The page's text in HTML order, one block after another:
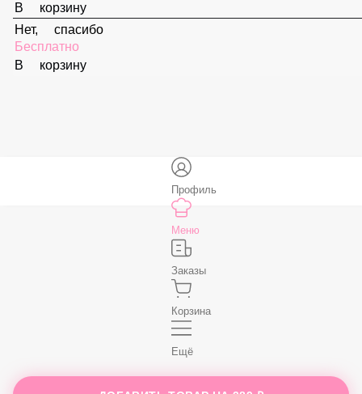
Соус «Ореховый»
59 ₽
В корзину
Профиль
Меню